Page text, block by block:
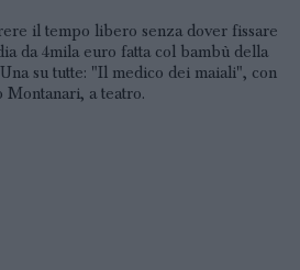
il tempo libero senza dover fissare
da 4mila euro fatta col bambù della
su tutte: "Il medico dei maiali", con
a teatro.